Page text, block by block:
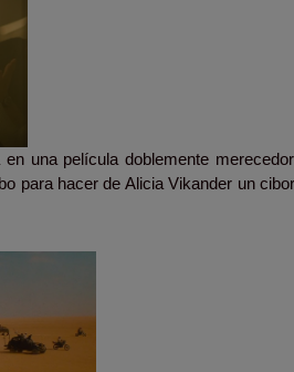
una película doblemente
para hacer de Alicia Vikander un